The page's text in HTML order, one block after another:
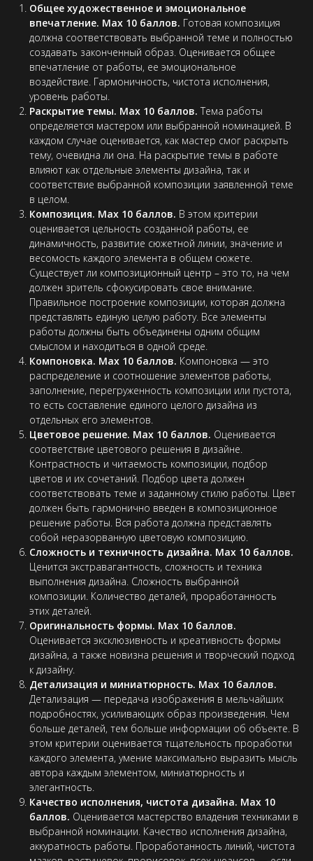
Общее художественное и эмоциональное
впечатление. Max 10 баллов. Готовая композиция
должна соответствовать выбранной теме и полностью
создавать законченный образ. Оценивается общее
впечатление от работы, ее эмоциональное
воздействие. Гармоничность, чистота исполнения,
уровень работы.
Раскрытие темы. Max 10 баллов. Тема работы
определяется мастером или выбранной номинацией. В
каждом случае оценивается, как мастер смог раскрыть
тему, очевидна ли она. На раскрытие темы в работе
влияют как отдельные элементы дизайна, так и
соответствие выбранной композиции заявленной теме
в целом.
Композиция. Max 10 баллов. В этом критерии
оценивается цельность созданной работы, ее
динамичность, развитие сюжетной линии, значение и
весомость каждого элемента в общем сюжете.
Существует ли композиционный центр – это то, на чем
должен зритель сфокусировать свое внимание.
Правильное построение композиции, которая должна
представлять единую целую работу. Все элементы
работы должны быть объединены одним общим
смыслом и находиться в одной среде.
Компоновка. Max 10 баллов. Компоновка — это
распределение и соотношение элементов работы,
заполнение, перегруженность композиции или пустота,
то есть составление единого целого дизайна из
отдельных его элементов.
Цветовое решение. Max 10 баллов. Оценивается
соответствие цветового решения в дизайне.
Контрастность и читаемость композиции, подбор
цветов и их сочетаний. Подбор цвета должен
соответствовать теме и заданному стилю работы. Цвет
должен быть гармонично введен в композиционное
решение работы. Вся работа должна представлять
собой неразорванную цветовую композицию.
Сложность и техничность дизайна. Max 10 баллов.
Ценится экстравагантность, сложность и техника
выполнения дизайна. Сложность выбранной
композиции. Количество деталей, проработанность
этих деталей.
Оригинальность формы. Max 10 баллов.
Оценивается эксклюзивность и креативность формы
дизайна, а также новизна решения и творческий подход
к дизайну.
Детализация и миниатюрность. Max 10 баллов.
Детализация — передача изображения в мельчайших
подробностях, усиливающих образ произведения. Чем
больше деталей, тем больше информации об объекте. В
этом критерии оценивается тщательность проработки
каждого элемента, умение максимально выразить мысль
автора каждым элементом, миниатюрность и
элегантность.
Качество исполнения, чистота дизайна. Max 10
баллов. Оценивается мастерство владения техниками в
выбранной номинации. Качество исполнения дизайна,
аккуратность работы. Проработанность линий, чистота